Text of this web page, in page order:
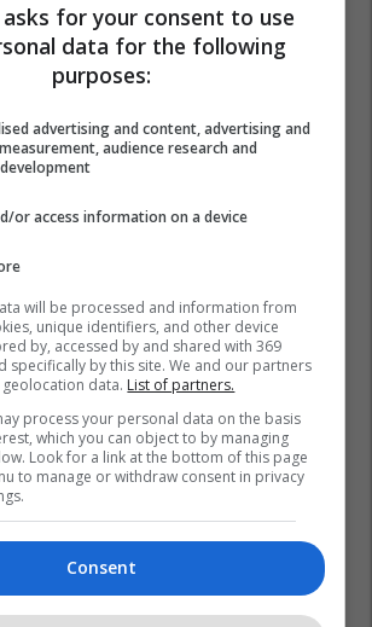
Cilësia E Ushqimit
Selatin Kaçaniku
for your consent to use
data for the following
purposes:
advertising and content, advertising and
audience research and
or access information on a device
will be processed and information from
unique identifiers, and other device
by, accessed by and shared with 369
specifically by this site. We and our partners
data. List of partners.
process your personal data on the basis
which you can object to by managing
Look for a link at the bottom of this page
to manage or withdraw consent in privacy
Consent